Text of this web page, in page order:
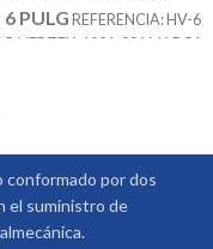
PULGREFERENCIA: HV-6
VERTEX: 1001-001 MARCA:
conformado por dos
el suministro de